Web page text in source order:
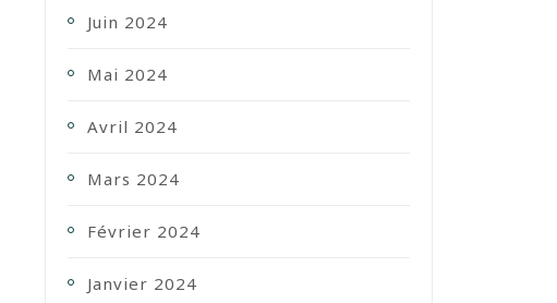
Juin 2024
Mai 2024
Avril 2024
Mars 2024
Février 2024
Janvier 2024